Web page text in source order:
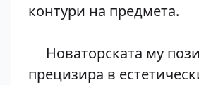
контури на предмета.
Новаторската му
прецизира в